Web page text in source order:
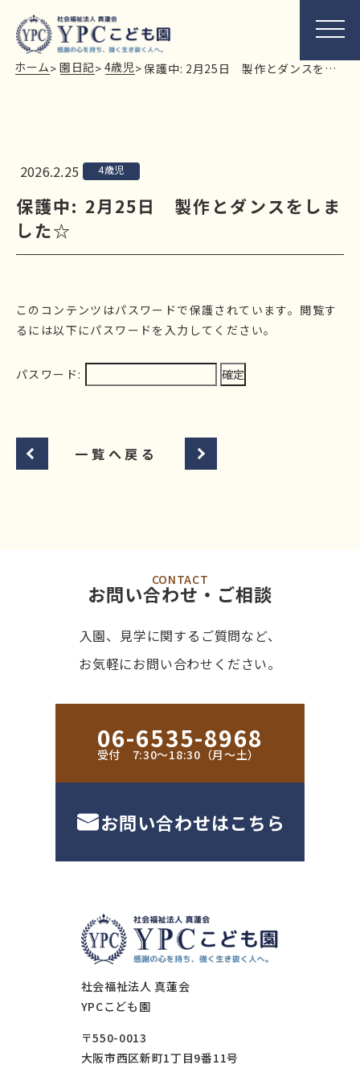
ホーム> 園日記> 4歳児> 保護中: 2月25日 製作とダンスをしました☆
2026.2.25 4歳児
保護中: 2月25日 製作とダンスをしま
した☆
このコンテンツはパスワードで保護されています。閲覧す
るには以下にパスワードを入力してください。
パスワード:
一覧へ戻る
CONTACT
お問い合わせ・ご相談
入園、見学に関するご質問など、
お気軽にお問い合わせください。
06-6535-8968
受付 7:30〜18:30（月〜土）
お問い合わせはこちら
社会福祉法人 真蓮会
YPCこども園
〒550-0013
大阪市西区新町1丁目9番11号